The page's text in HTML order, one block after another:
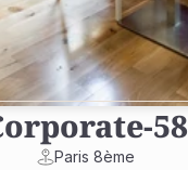
-58
Paris 8ème